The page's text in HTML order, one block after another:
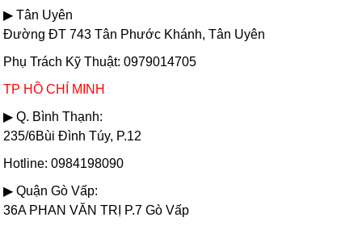
▶ Tân Uyên
Đường ĐT 743 Tân Phước Khánh, Tân Uyên
Phụ Trách Kỹ Thuật: 0979014705
TP HỒ CHÍ MINH
▶ Q. Bình Thạnh:
235/6Bùi Đình Túy, P.12
Hotline: 0984198090
▶ Quận Gò Vấp:
36A PHAN VĂN TRỊ P.7 Gò Vấp